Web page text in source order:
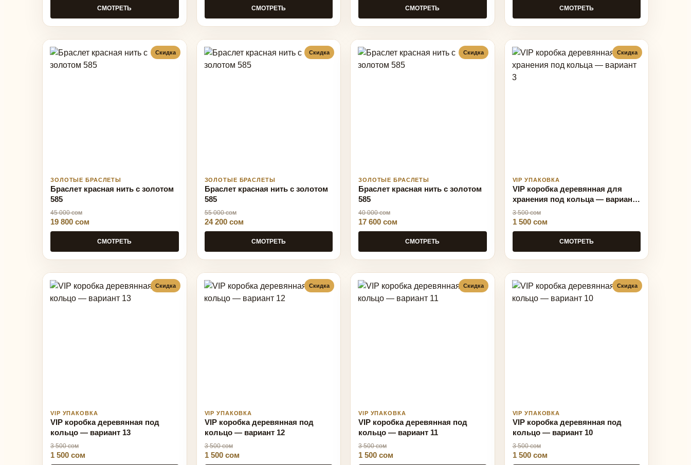
СМОТРЕТЬ СМОТРЕТЬ СМОТРЕТЬ СМОТРЕТЬ
Скидка
ЗОЛОТЫЕ БРАСЛЕТЫ
Браслет красная нить с золотом
585
45 000 сом
19 800 сом
СМОТРЕТЬ
Скидка
ЗОЛОТЫЕ БРАСЛЕТЫ
Браслет красная нить с золотом
585
55 000 сом
24 200 сом
СМОТРЕТЬ
Скидка
ЗОЛОТЫЕ БРАСЛЕТЫ
Браслет красная нить с золотом
585
40 000 сом
17 600 сом
СМОТРЕТЬ
Скидка
VIP УПАКОВКА
VIP коробка деревянная для
хранения под кольца — вариант
3
3 500 сом
1 500 сом
СМОТРЕТЬ
Скидка
VIP УПАКОВКА
VIP коробка деревянная под
кольцо — вариант 13
3 500 сом
1 500 сом
Скидка
VIP УПАКОВКА
VIP коробка деревянная под
кольцо — вариант 12
3 500 сом
1 500 сом
Скидка
VIP УПАКОВКА
VIP коробка деревянная под
кольцо — вариант 11
3 500 сом
1 500 сом
Скидка
VIP УПАКОВКА
VIP коробка деревянная под
кольцо — вариант 10
3 500 сом
1 500 сом